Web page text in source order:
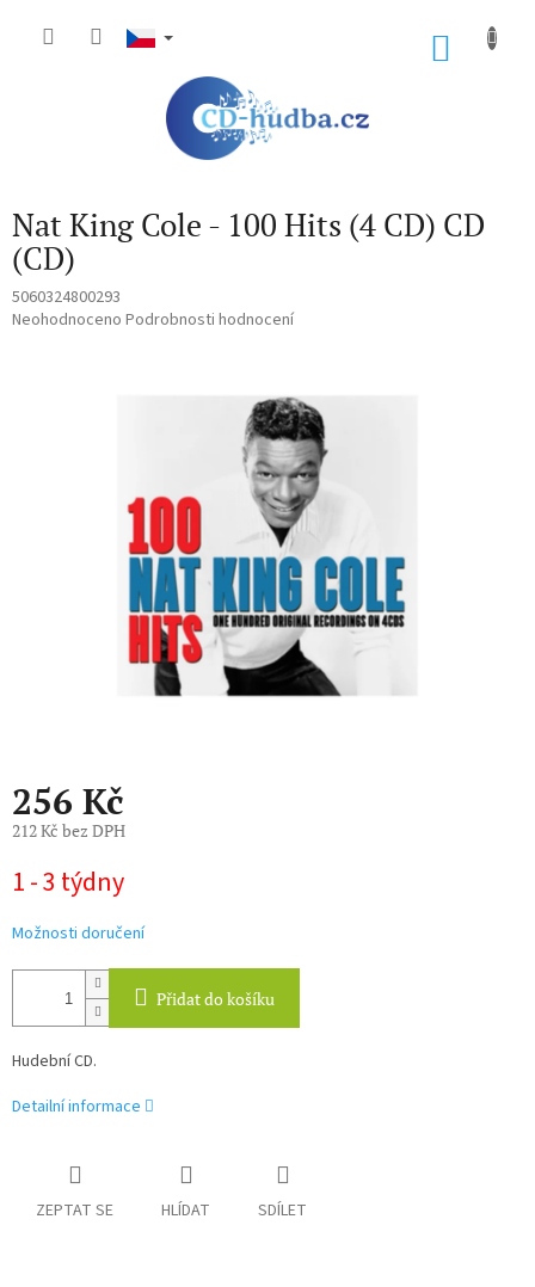
Nat King Cole - 100 Hits (4 CD) CD
(CD)
5060324800293
Průměrné
Neohodnoceno Podrobnosti hodnocení
256 Kč
212 Kč bez DPH
cena:
1 - 3 týdny
Možnosti doručení
Přidat do košíku
Hudební CD.
Detailní informace
ZEPTAT SE HLÍDAT SDÍLET